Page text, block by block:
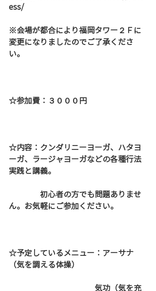
ess/
※会場が都合により福岡タワー２Ｆに
変更になりましたのでご了承くださ
い。
☆参加費：３０００円
☆内容：クンダリニーヨーガ、ハタヨ
ーガ、ラージャヨーガなどの各種行法
実践と講義。
初心者の方でも問題ありませ
ん。お気軽にご参加ください。
☆予定しているメニュー：アーサナ
（気を調える体操）
気功（気を充